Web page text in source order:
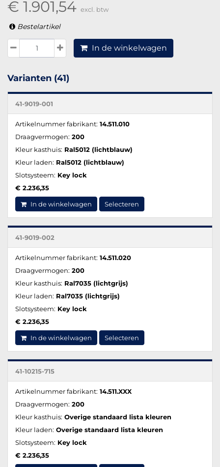
€ 1.901,54 excl. btw
Bestelartikel
In de winkelwagen
Varianten (41)
41-9019-001
Artikelnummer fabrikant: 14.511.010
Draagvermogen: 200
Kleur kasthuis: Ral5012 (lichtblauw)
Kleur laden: Ral5012 (lichtblauw)
Slotsysteem: Key lock
€ 2.236,35
In de winkelwagen Selecteren
41-9019-002
Artikelnummer fabrikant: 14.511.020
Draagvermogen: 200
Kleur kasthuis: Ral7035 (lichtgrijs)
Kleur laden: Ral7035 (lichtgrijs)
Slotsysteem: Key lock
€ 2.236,35
In de winkelwagen Selecteren
41-10215-715
Artikelnummer fabrikant: 14.511.XXX
Draagvermogen: 200
Kleur kasthuis: Overige standaard lista kleuren
Kleur laden: Overige standaard lista kleuren
Slotsysteem: Key lock
€ 2.236,35